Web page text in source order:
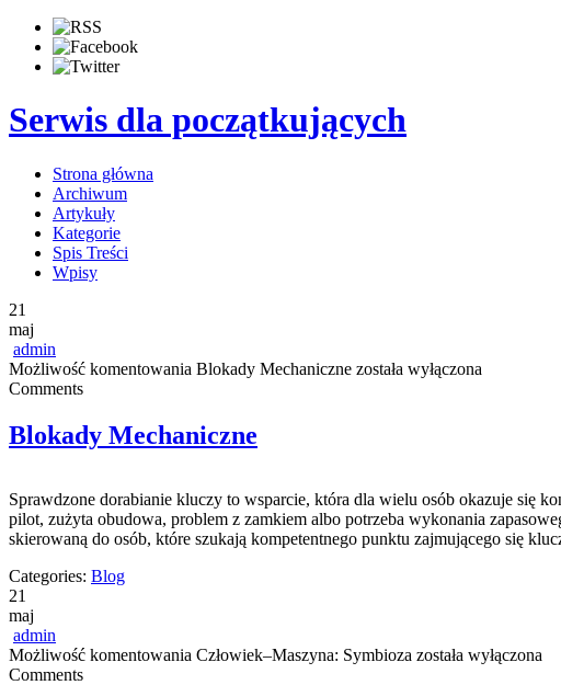
Serwis dla początkujących
Strona główna
Archiwum
Artykuły
Kategorie
Spis Treści
Wpisy
21
maj
admin
Możliwość komentowania Blokady Mechaniczne została wyłączona
Comments
Blokady Mechaniczne
Sprawdzone dorabianie kluczy to wsparcie, która dla wielu osób okazuje się
pilot, zużyta obudowa, problem z zamkiem albo potrzeba wykonania
skierowaną do osób, które szukają kompetentnego punktu zajmującego się
Categories: Blog
21
maj
admin
Możliwość komentowania Człowiek–Maszyna: Symbioza została wyłączona
Comments